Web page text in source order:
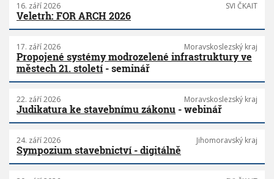
16. září 2026 SVI ČKAIT
Veletrh: FOR ARCH 2026
17. září 2026 Moravskoslezský kraj
Propojené systémy modrozelené infrastruktury ve
městech 21. století- seminář
22. září 2026 Moravskoslezský kraj
Judikatura ke stavebnímu zákonu - webinář
24. září 2026 Jihomoravský kraj
Sympozium stavebnictví - digitálně